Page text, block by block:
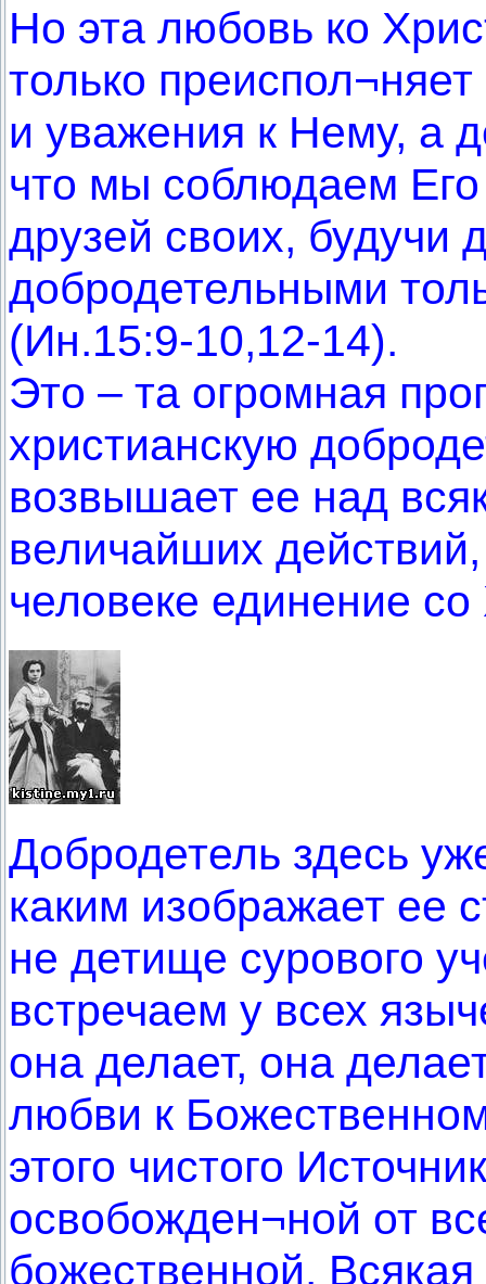
Но эта любовь ко
только
и уважения к Нему, а
что мы соблюдаем
друзей своих, будучи
добродетельными
(Ин.15:9-10,12-14).
Это – та огромная
христианскую
возвышает ее над
величайших
человеке единение
Добродетель здесь
каким изображает ее
не детище сурового
встречаем у всех
она делает, она
любви к
этого чистого
освобожден¬ной от
божественной.